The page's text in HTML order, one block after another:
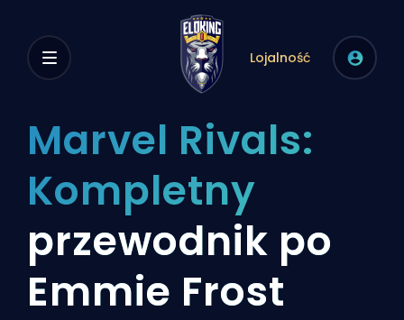
Lojalność
Marvel Rivals:
Kompletny
przewodnik po
Emmie Frost